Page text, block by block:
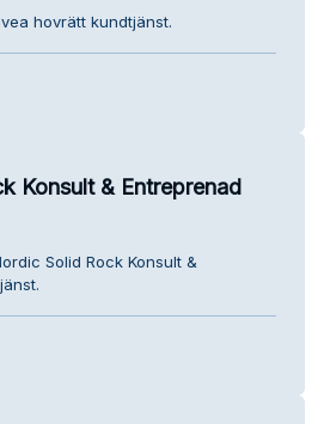
hovrätt kundtjänst.
Konsult & Entreprenad
Solid Rock Konsult &